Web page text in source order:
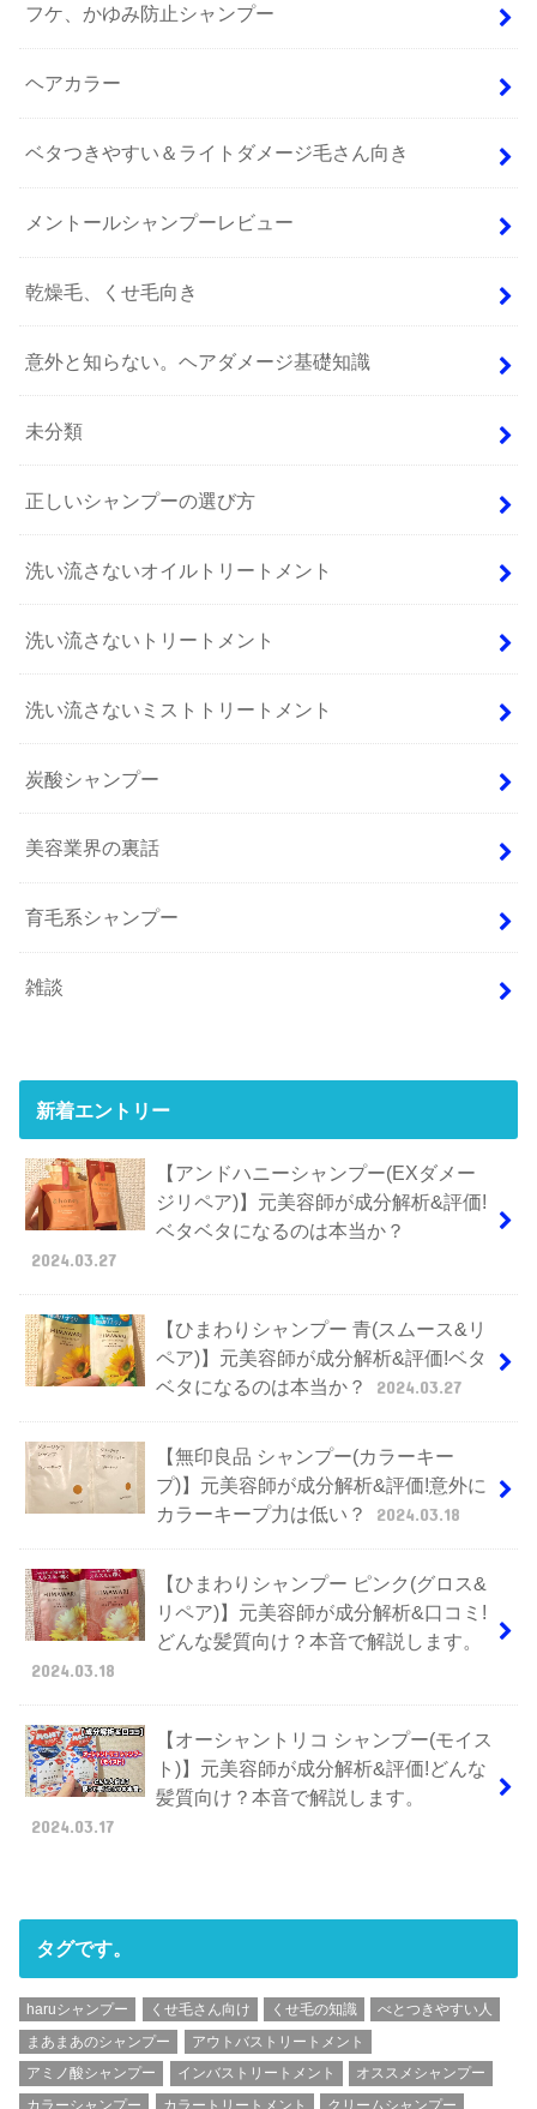
フケ、かゆみ防止シャンプー
ヘアカラー
ベタつきやすい＆ライトダメージ毛さん向き
メントールシャンプーレビュー
乾燥毛、くせ毛向き
意外と知らない。ヘアダメージ基礎知識
未分類
正しいシャンプーの選び方
洗い流さないオイルトリートメント
洗い流さないトリートメント
洗い流さないミストトリートメント
炭酸シャンプー
美容業界の裏話
育毛系シャンプー
雑談
新着エントリー
【アンドハニーシャンプー(EXダメー
ジリペア)】元美容師が成分解析&評価!
ベタベタになるのは本当か？
2024.03.27
【ひまわりシャンプー 青(スムース&リ
ペア)】元美容師が成分解析&評価!ベタ
ベタになるのは本当か？
2024.03.27
【無印良品 シャンプー(カラーキー
プ)】元美容師が成分解析&評価!意外に
カラーキープ力は低い？
2024.03.18
【ひまわりシャンプー ピンク(グロス&
リペア)】元美容師が成分解析&口コミ!
どんな髪質向け？本音で解説します。
2024.03.18
【オーシャントリコ シャンプー(モイス
ト)】元美容師が成分解析&評価!どんな
髪質向け？本音で解説します。
2024.03.17
タグです。
haruシャンプー くせ毛さん向け くせ毛の知識
べとつきやすい人
まあまあのシャンプー
アウトバストリートメント
アミノ酸シャンプー
インバストリートメント
オススメシャンプー
カラーシャンプー
カラートリートメント クリームシャンプー